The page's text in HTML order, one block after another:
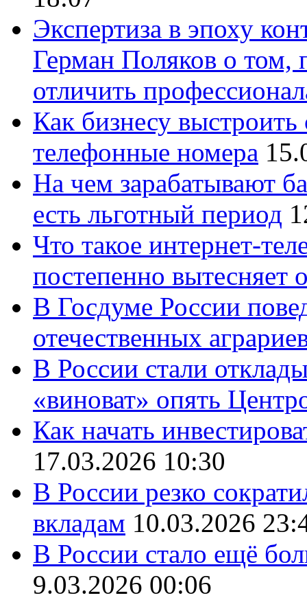
Экспертиза в эпоху
Герман Поляков о том,
отличить
Как бизнесу
телефонные номера
На чем зарабатывают
есть льготный период
Что такое интернет-
постепенно вытесняет
В Госдуме России
отечественных
В России стали
«виноват» опять
Как начать
17.03.2026 10:30
В России резко
вкладам 10.03.2026
В России стало ещё
9.03.2026 00:06